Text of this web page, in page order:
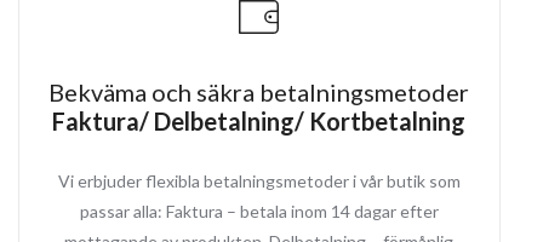
Bekväma och säkra betalningsmetoder
Faktura/ Delbetalning/ Kortbetalning
Vi erbjuder flexibla betalningsmetoder i vår butik som
passar alla: Faktura – betala inom 14 dagar efter